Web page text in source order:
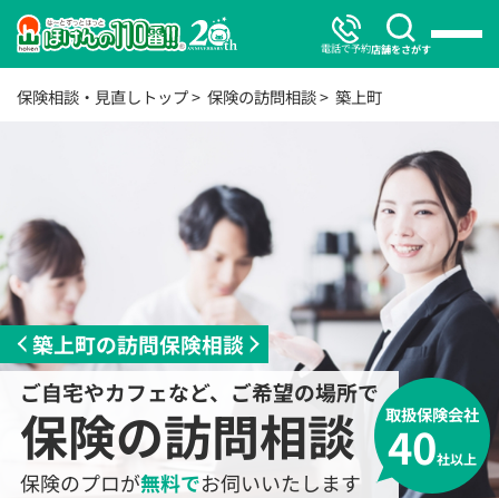
電話で予約店舗をさがす
保険相談・見直しトップ 保険の訪問相談 築上町
築上町の訪問保険相談
ご自宅やカフェなど、ご希望の場所で
保険の訪問相談
保険のプロが無料でお伺いいたします
取扱保険会社
40社以上